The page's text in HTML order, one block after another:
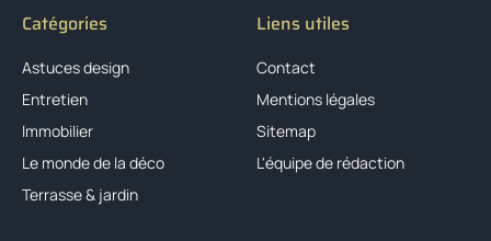
Catégories
Astuces design
Entretien
Immobilier
Le monde de la déco
Terrasse & jardin
Liens utiles
Contact
Mentions légales
Sitemap
L'équipe de rédaction